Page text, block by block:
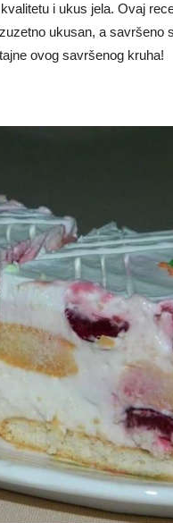
i ukus jela. Ovaj
ukusan, a savršeno
ovog savršenog kruha!